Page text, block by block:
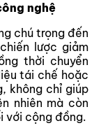
nghệ
chú trọng đến
lược giảm
thời chuyển
tái chế hoặc
không chỉ giúp
nhiên mà còn
với cộng đồng.